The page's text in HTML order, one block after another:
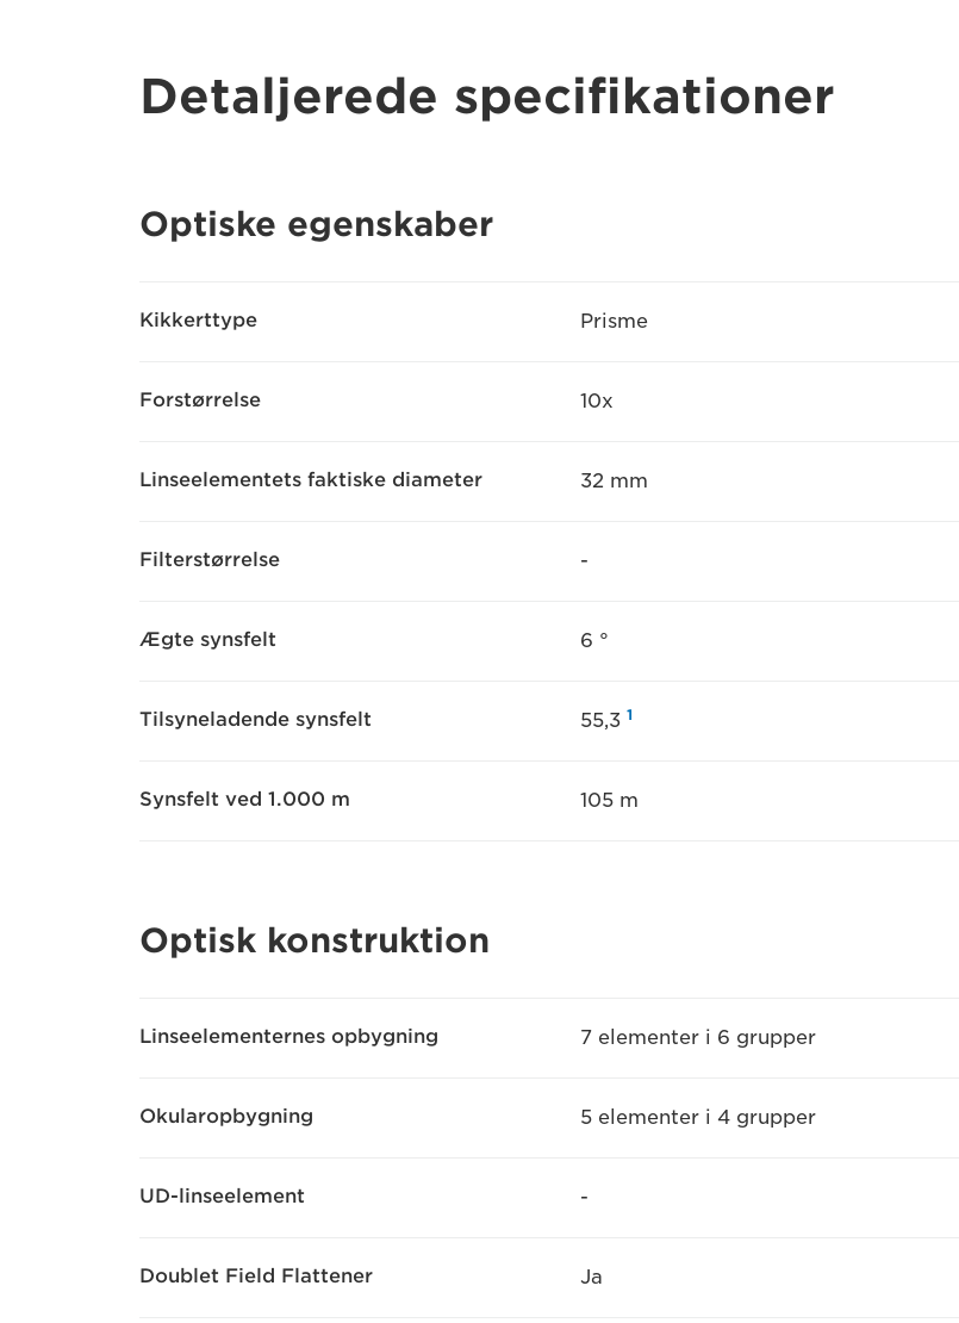
Detaljerede specifikationer
Optiske egenskaber
Kikkerttype Prisme
Forstørrelse 10x
Linseelementets faktiske diameter 32 mm
Filterstørrelse -
Ægte synsfelt 6 °
Tilsyneladende synsfelt 55,3 1
Synsfelt ved 1.000 m 105 m
Optisk konstruktion
Linseelementernes opbygning 7 elementer i 6 grupper
Okularopbygning 5 elementer i 4 grupper
UD-linseelement -
Doublet Field Flattener Ja